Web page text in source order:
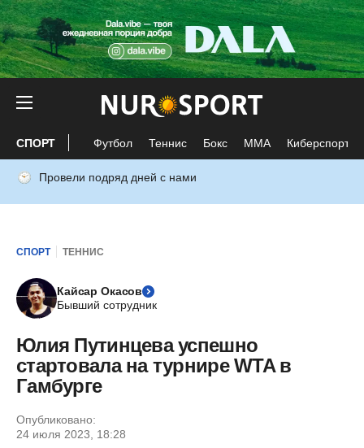
СПОРТ Футбол Теннис Бокс ММА Киберспорт
Провели подряд дней с нами
СПОРТ ТЕННИС
Кайсар Окасов
Бывший сотрудник
Юлия Путинцева успешно
стартовала на турнире WTA в
Гамбурге
Опубликовано:
24 июля 2023, 18:28